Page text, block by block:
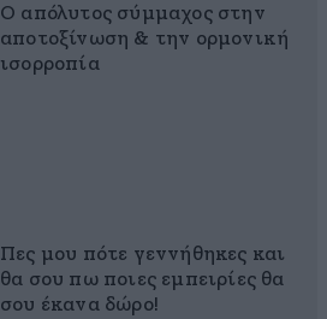
Ο απόλυτος σύμμαχος στην
αποτοξίνωση & την ορμονική
ισορροπία
Πες μου πότε γεννήθηκες και
θα σου πω ποιες εμπειρίες θα
σου έκανα δώρο!